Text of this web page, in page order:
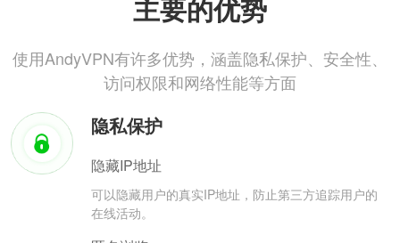
主要的优势
使用AndyVPN有许多优势，涵盖隐私保护、安全性、
访问权限和网络性能等方面
隐私保护
隐藏IP地址
可以隐藏用户的真实IP地址，防止第三方追踪用户的
在线活动。